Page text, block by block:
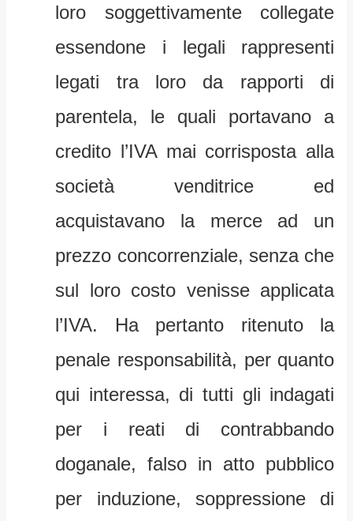
loro soggettivamente collegate
essendone i legali rappresenti
legati tra loro da rapporti di
parentela, le quali portavano a
credito l’IVA mai corrisposta alla
società venditrice ed
acquistavano la merce ad un
prezzo concorrenziale, senza che
sul loro costo venisse applicata
l’IVA. Ha pertanto ritenuto la
penale responsabilità, per quanto
qui interessa, di tutti gli indagati
per i reati di contrabbando
doganale, falso in atto pubblico
per induzione, soppressione di